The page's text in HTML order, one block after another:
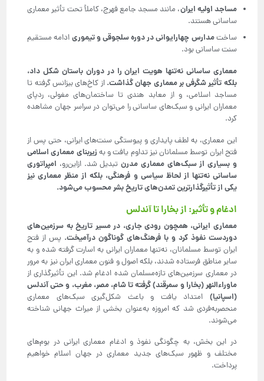
مساجد اولیه ایران، مانند مسجد جامع فهرج، کاملاً تحت تأثیر معماری
ساسانی هستند.
ساختمدارس چهارایوانی در دوره سلجوقی و تیموری ادامه مستقیم
سنت ساسانی بود.
معماری ساسانی نه‌تنها هویت ایران را در دوران باستان شکل داد،
بلکه تأثیر شگرفی بر معماری جهان گذاشت. از کاخ‌های بیزانس گرفته تا
مساجد اسلامی، و از معابد هندی تا ساختمان‌های مغولی، ردپای
معماران ایرانی و سبک‌های ساسانی را می‌توان در سراسر جهان مشاهده
کرد.
این معماری، به لطف پایداری و پیوستگی سنت‌های ایرانی، حتی پس از
فتح ایران توسط مسلمانان نیز تداوم یافت و به زیربنای معماری اسلامی
و بسیاری از سبک‌های معماری مدرنتبدیل شد. ازاین‌رو، امپراتوری
ساسانی نه‌تنها از لحاظ سیاسی و فرهنگی، بلکه از منظر معماری نیز
یکی از تأثیرگذارترین تمدن‌های تاریخ بشر محسوب می‌شود.
ادغام و تأثیر: از بخارا تا آندلس
معماری ایرانی، همچون رودی جاری، در مسیر تاریخ به سرزمین‌های
دوردست نفوذ کرد و با فرهنگ‌های گوناگون درآمیخت. پس از فتح
ایران توسط مسلمانان، نه‌تنها معماران ایرانی به اسارت گرفته شده و به
سایر مناطق فرستاده شدند، بلکه اصول و فنون معماری ایران نیز به مرور
در معماری سرزمین‌های تازه‌مسلمان شده ادغام شد. این تأثیرگذاری از
ماوراءالنهر (بخارا و سمرقند) گرفته تا شام، مصر، مغرب، و حتی آندلس
(اسپانیا) امتداد یافت و باعث شکل‌گیری سبک‌های معماری
منحصربه‌فردی شد که امروزه به‌عنوان بخشی از میراث جهانی شناخته
می‌شوند.
در این بخش، به چگونگی نفوذ و ادغام معماری ایرانی در بوم‌های
مختلف و ظهور سبک‌های جدید معماری در جهان اسلام خواهیم
پرداخت.